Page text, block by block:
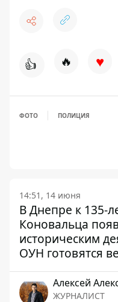
👍 🔥 ♥
ФОТО ПОЛИЦИЯ
14:51, 14 июня
В Днепре к 135-
Коновальца
историческим
ОУН готовятся
Алексей
ЖУРНАЛИСТ